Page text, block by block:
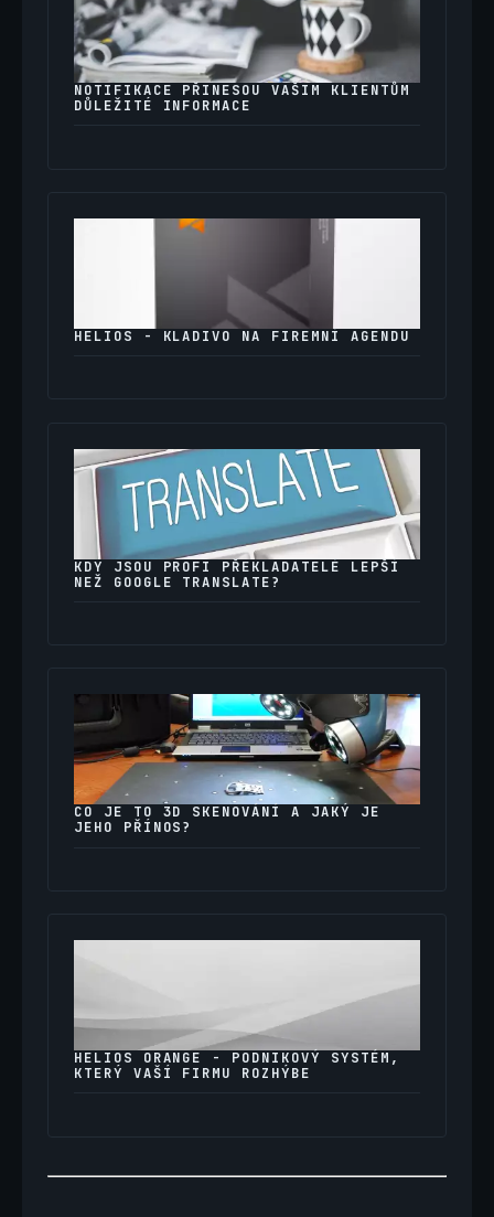
NOTIFIKACE PŘINESOU VAŠIM KLIENTŮM
DŮLEŽITÉ INFORMACE
HELIOS - KLADIVO NA FIREMNÍ AGENDU
KDY JSOU PROFI PŘEKLADATELÉ LEPŠÍ
NEŽ GOOGLE TRANSLATE?
CO JE TO 3D SKENOVÁNÍ A JAKÝ JE
JEHO PŘÍNOS?
HELIOS ORANGE - PODNIKOVÝ SYSTÉM,
KTERÝ VAŠÍ FIRMU ROZHÝBE